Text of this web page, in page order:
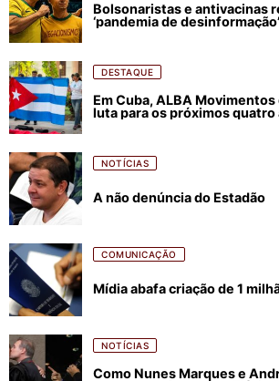
Bolsonaristas e antivacinas
‘pandemia de desinformação’
DESTAQUE
Em Cuba, ALBA
luta para os próximos quatro
NOTÍCIAS
A não denúncia do Estadão
COMUNICAÇÃO
Mídia abafa criação de 1
NOTÍCIAS
Como Nunes Marques e